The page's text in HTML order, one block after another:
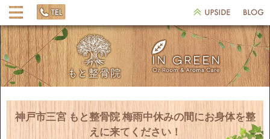
神戸市三宮 もと整骨院 梅雨中休みの間にお身体を整
えに来てください！